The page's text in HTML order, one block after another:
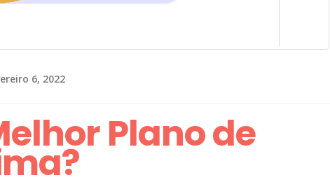
6, 2022
Plano de